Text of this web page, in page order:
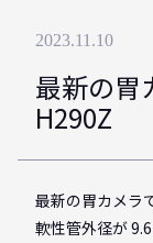
2023.11.10
最新の胃
H290Z
最新の胃カメラ
軟性管外径が